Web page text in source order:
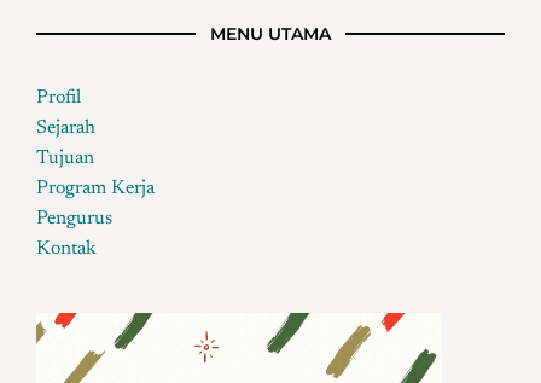
MENU UTAMA
Profil
Sejarah
Tujuan
Program Kerja
Pengurus
Kontak